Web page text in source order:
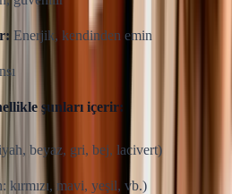
Enerjik, kendinden emin
şunları içerir:
beyaz, gri, bej, lacivert)
kırmızı, mavi, yeşil, vb.)